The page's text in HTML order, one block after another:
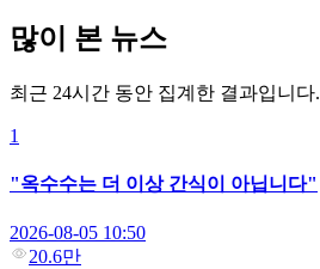
많이 본 뉴스
최근 24시간 동안 집계한 결과입니다.
1
"옥수수는 더 이상 간식이 아닙니다"
2026-08-05 10:50
20.6만